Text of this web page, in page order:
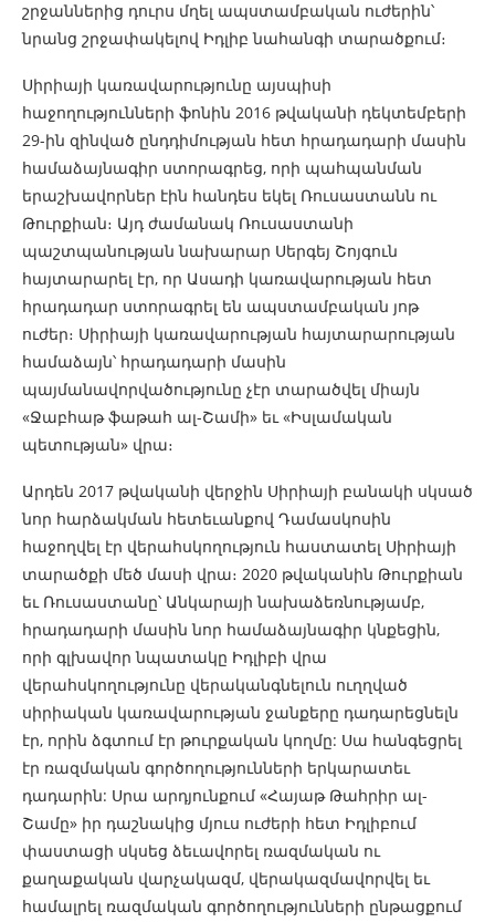
շրջաններից դուրս մղել ապստամբական ուժերին՝
նրանց շրջափակելով Իդլիբ նահանգի տարածքում։
Սիրիայի կառավարությունը այսպիսի
հաջողությունների ֆոնին 2016 թվականի դեկտեմբերի
29-ին զինված ընդդիմության հետ հրադադարի մասին
համաձայնագիր ստորագրեց, որի պահպանման
երաշխավորներ էին հանդես եկել Ռուսաստանն ու
Թուրքիան։ Այդ ժամանակ Ռուսաստանի
պաշտպանության նախարար Սերգեյ Շոյգուն
հայտարարել էր, որ Ասադի կառավարության հետ
հրադադար ստորագրել են ապստամբական յոթ
ուժեր։ Սիրիայի կառավարության հայտարարության
համաձայն՝ հրադադարի մասին
պայմանավորվածությունը չէր տարածվել միայն
«Ջաբհաթ ֆաթահ ալ-Շամի» եւ «Իսլամական
պետության» վրա։
Արդեն 2017 թվականի վերջին Սիրիայի բանակի սկսած
նոր հարձակման հետեւանքով Դամասկոսին
հաջողվել էր վերահսկողություն հաստատել Սիրիայի
տարածքի մեծ մասի վրա։ 2020 թվականին Թուրքիան
եւ Ռուսաստանը՝ Անկարայի նախաձեռնությամբ,
հրադադարի մասին նոր համաձայնագիր կնքեցին,
որի գլխավոր նպատակը Իդլիբի վրա
վերահսկողությունը վերականգնելուն ուղղված
սիրիական կառավարության ջանքերը դադարեցնելն
էր, որին ձգտում էր թուրքական կողմը: Սա հանգեցրել
էր ռազմական գործողությունների երկարատեւ
դադարին: Սրա արդյունքում «Հայաթ Թահրիր ալ-
Շամը» իր դաշնակից մյուս ուժերի հետ Իդլիբում
փաստացի սկսեց ձեւավորել ռազմական ու
քաղաքական վարչակազմ, վերակազմավորվել եւ
համալրել ռազմական գործողությունների ընթացքում